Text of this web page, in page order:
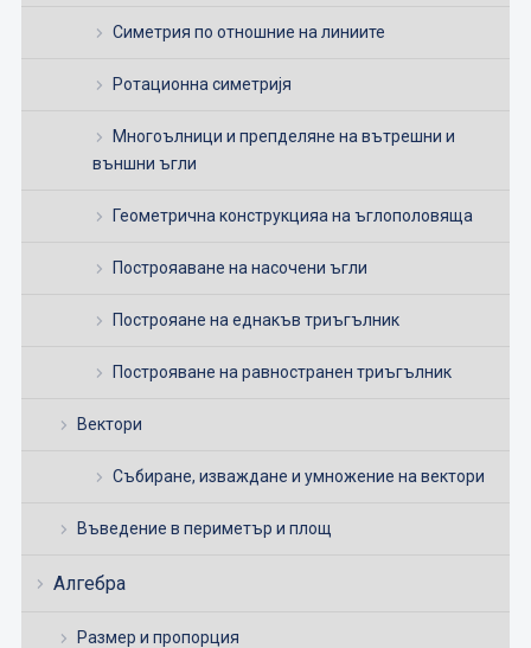
Симетрия по отношние на линиите
Ротационна симетријя
Многоълници и препделяне на вътрешни и
външни ъгли
Геометрична конструкцияа на ъглополовяща
Построяаване на насочени ъгли
Построяане на еднакъв триъгълник
Построяване на равностранен триъгълник
Вектори
Събиране, изваждане и умножение на вектори
Въведение в периметър и площ
Алгебра
Размер и пропорция